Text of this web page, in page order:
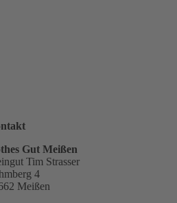
Gut Meißen
Tim Strasser
4
Meißen